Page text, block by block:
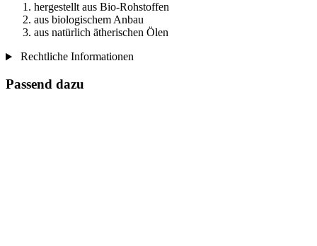
hergestellt aus Bio-Rohstoffen
aus biologischem Anbau
aus natürlich ätherischen Ölen
Rechtliche Informationen
Passend dazu